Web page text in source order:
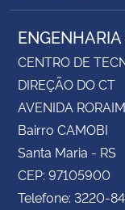
ENGENHARIA
CENTRO DE
DIREÇÃO DO CT
AVENIDA
Bairro CAMOBI
Santa Maria - RS
CEP: 97105900
Telefone: 3220-